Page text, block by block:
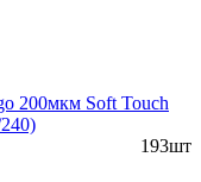
200мкм Soft Touch
193шт